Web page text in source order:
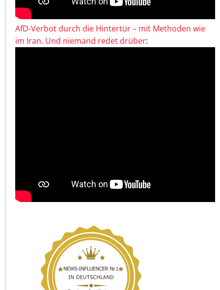
AfD-Verbot durch die Hintertür – mit Methoden wie
im Iran. Und niemand redet drüber: